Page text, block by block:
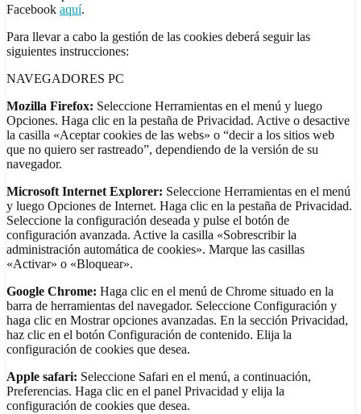
Facebook aquí.
Para llevar a cabo la gestión de las cookies deberá seguir las
siguientes instrucciones:
NAVEGADORES PC
Mozilla Firefox: Seleccione Herramientas en el menú y luego
Opciones. Haga clic en la pestaña de Privacidad. Active o desactive
la casilla «Aceptar cookies de las webs» o “decir a los sitios web
que no quiero ser rastreado”, dependiendo de la versión de su
navegador.
Microsoft Internet Explorer: Seleccione Herramientas en el menú
y luego Opciones de Internet. Haga clic en la pestaña de Privacidad.
Seleccione la configuración deseada y pulse el botón de
configuración avanzada. Active la casilla «Sobrescribir la
administración automática de cookies». Marque las casillas
«Activar» o «Bloquear».
Google Chrome: Haga clic en el menú de Chrome situado en la
barra de herramientas del navegador. Seleccione Configuración y
haga clic en Mostrar opciones avanzadas. En la sección Privacidad,
haz clic en el botón Configuración de contenido. Elija la
configuración de cookies que desea.
Apple safari: Seleccione Safari en el menú, a continuación,
Preferencias. Haga clic en el panel Privacidad y elija la
configuración de cookies que desea.